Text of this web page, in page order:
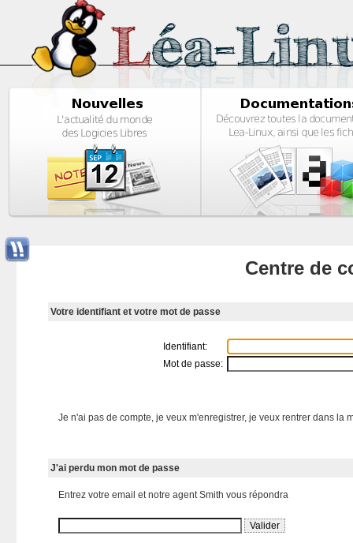
Centre de
Votre identifiant et votre mot de passe
Identifiant:
Mot de passe:
Je n'ai pas de compte, je veux m'enregistrer, je veux rentrer dans la
J'ai perdu mon mot de passe
Entrez votre email et notre agent Smith vous répondra